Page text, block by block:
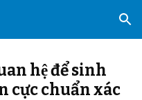
Skip to navigation
hệ để sinh
cực chuẩn xác